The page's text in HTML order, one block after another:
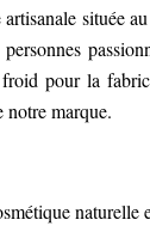
située
pour la
notre marque.